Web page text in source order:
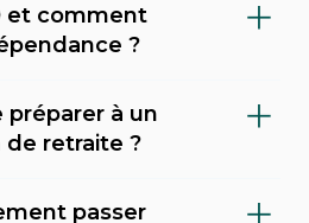
demander l’APA
d’autonomie) au
et envisager une
juridique (tutelle,
et vous orienter vers les
et comment
?
qui permet une
% de certains soins par
En cas de dépendance,
préparer à un
retraite ?
passer